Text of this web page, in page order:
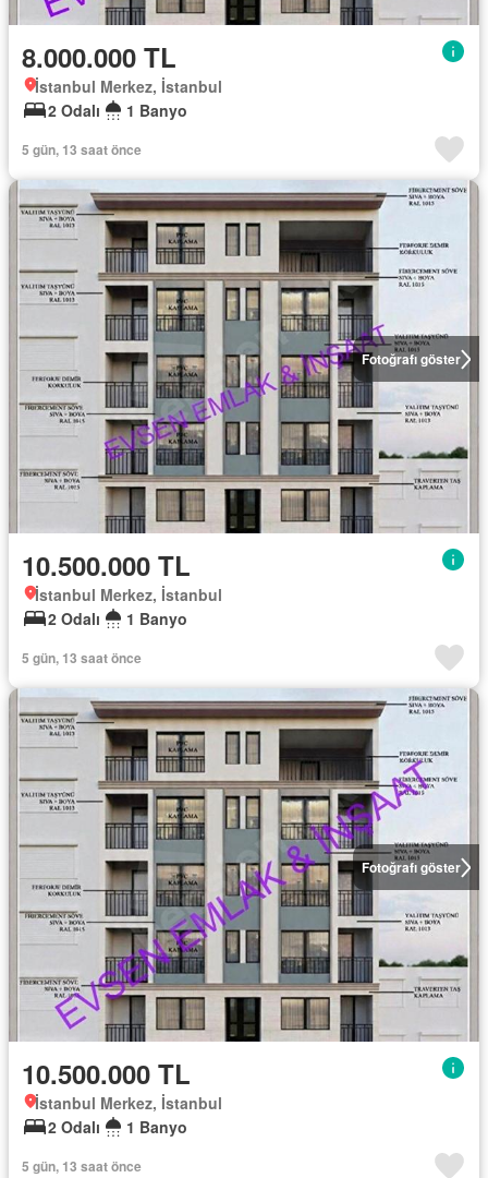
8.000.000 TL
İstanbul Merkez, İstanbul
2 Odalı
1 Banyo
5 gün, 13 saat önce
Fotoğrafı göster
10.500.000 TL
İstanbul Merkez, İstanbul
2 Odalı
1 Banyo
5 gün, 13 saat önce
Fotoğrafı göster
10.500.000 TL
İstanbul Merkez, İstanbul
2 Odalı
1 Banyo
5 gün, 13 saat önce